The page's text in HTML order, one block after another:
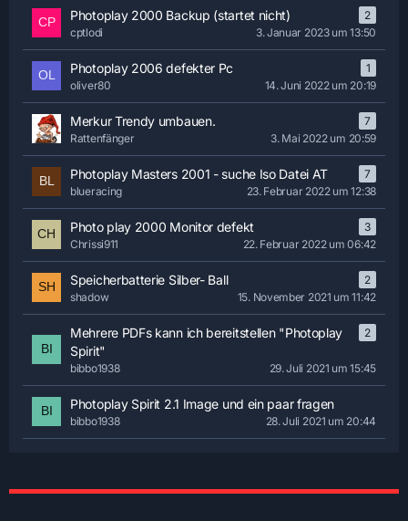
Photoplay 2000 Backup (startet nicht)
2
cptlodi
3. Januar 2023 um 13:50
Photoplay 2006 defekter Pc
1
oliver80
14. Juni 2022 um 20:19
Merkur Trendy umbauen.
7
Rattenfänger
3. Mai 2022 um 20:59
Photoplay Masters 2001 - suche Iso Datei AT
7
blueracing
23. Februar 2022 um 12:38
Photo play 2000 Monitor defekt
3
Chrissi911
22. Februar 2022 um 06:42
Speicherbatterie Silber- Ball
2
shadow
15. November 2021 um 11:42
Mehrere PDFs kann ich bereitstellen "Photoplay
Spirit"
2
bibbo1938 29. Juli 2021 um 15:45
Photoplay Spirit 2.1 Image und ein paar fragen
bibbo1938 28. Juli 2021 um 20:44